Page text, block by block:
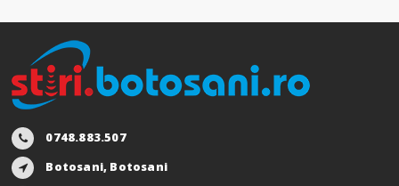
0748.883.507
Botosani, Botosani